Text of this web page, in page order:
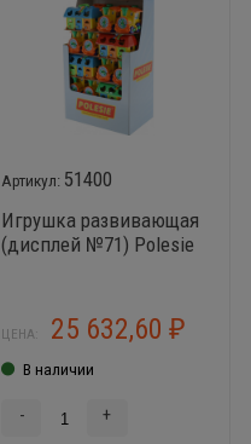
51400
Игрушка развивающая
(дисплей №71) Polesie
паровоз - 20 шт.)
ЦЕНА: 25 632,60₽
В наличии
- +